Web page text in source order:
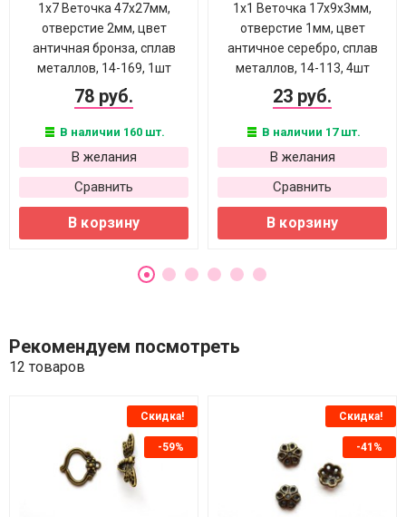
1х7 Веточка 47х27мм,
отверстие 2мм, цвет
античная бронза, сплав
металлов, 14-169, 1шт
78 руб.
В наличии 160 шт.
В желания
Сравнить
В корзину
1х1 Веточка 17х9х3мм,
отверстие 1мм, цвет
античное серебро, сплав
металлов, 14-113, 4шт
23 руб.
В наличии 17 шт.
В желания
Сравнить
В корзину
Рекомендуем посмотреть
12 товаров
Скидка!
-59%
Скидка!
-41%